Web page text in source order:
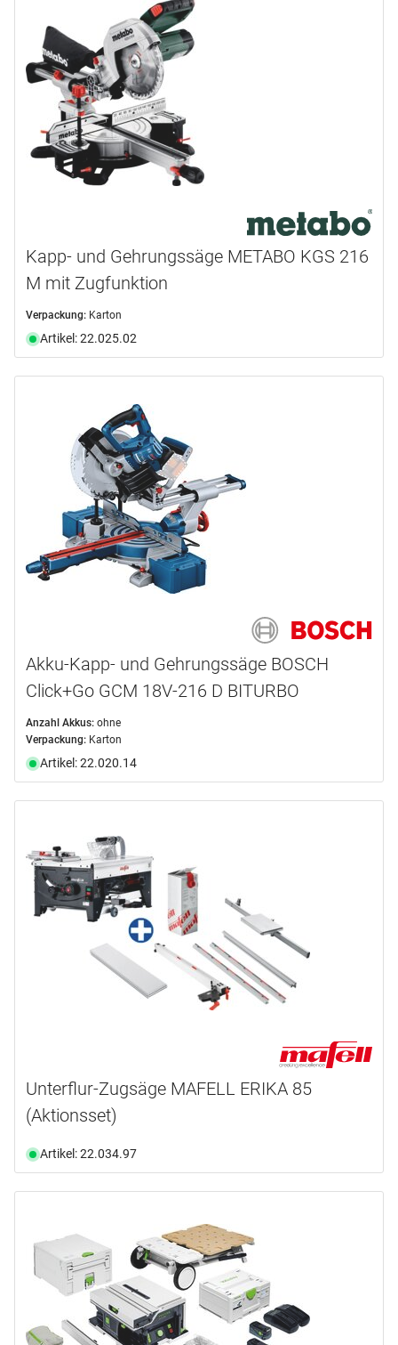
Kapp- und Gehrungssäge METABO KGS 216
M mit Zugfunktion
Verpackung: Karton
Artikel: 22.025.02
Akku-Kapp- und Gehrungssäge BOSCH
Click+Go GCM 18V-216 D BITURBO
Anzahl Akkus: ohne
Verpackung: Karton
Artikel: 22.020.14
Unterflur-Zugsäge MAFELL ERIKA 85
(Aktionsset)
Artikel: 22.034.97